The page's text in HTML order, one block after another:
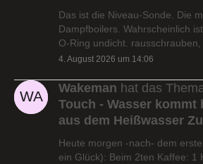
Das ist die Niveau-Sonde. Die
Dampfboilers. Wahrscheinlich
O-Ring undicht.
4. August 2026 um 14:06
Wakeman hat das
Touch - Wasser kommt
aus dem Heißwasser
Heute morgen -nach- dem
ein Glück): Beim 2ten Kaffee: 1